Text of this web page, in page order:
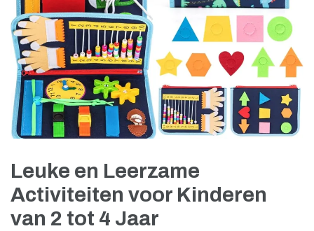
Leuke en Leerzame
Activiteiten voor Kinderen
van 2 tot 4 Jaar